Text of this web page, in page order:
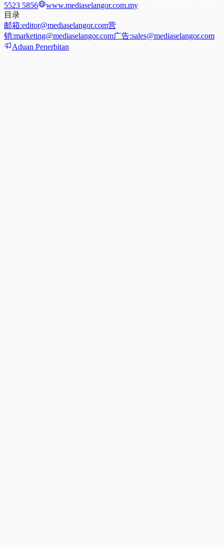
5523 5856
www.mediaselangor.com.my
目录
邮箱:editor@mediaselangor.com营
销:marketing@mediaselangor.com广告:sales@mediaselangor.com
Aduan Penerbitan